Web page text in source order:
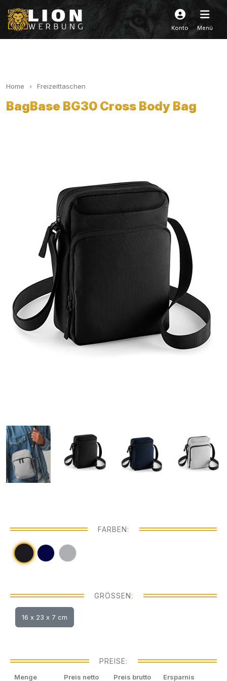
Konto Menü
Home Freizeittaschen
BagBase BG30 Cross Body Bag
FARBEN:
GRÖSSEN:
16 x 23 x 7 cm
PREISE:
Menge Preis netto Preis brutto Ersparnis